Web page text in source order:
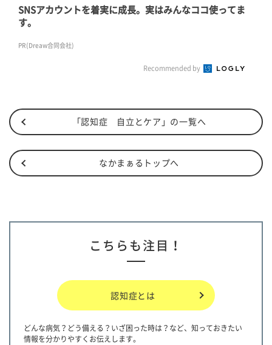
SNSアカウントを着実に成長。実はみんなココ使ってま
す。
PR(Dreaw合同会社)
Recommended by
「認知症 自立とケア」の一覧へ
なかまぁるトップへ
こちらも注目！
認知症とは
どんな病気？どう備える？いざ困った時は？など、知っておきたい
情報を分かりやすくお伝えします。